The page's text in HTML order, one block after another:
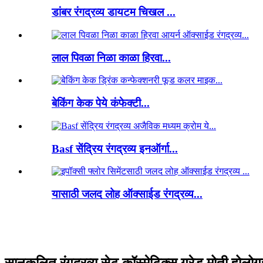
डांबर रंगद्रव्य डायटम चिखल ...
लाल पिवळा निळा काळा हिरवा...
बेकिंग केक पेये कंफेक्टी...
Basf सेंद्रिय रंगद्रव्य इनऑर्गा...
यासाठी जलद लोह ऑक्साईड रंगद्रव्य...